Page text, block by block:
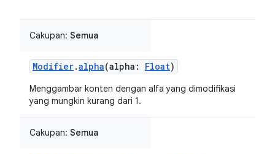
Cakupan: Semua
Modifier.alpha(alpha: Float)
Menggambar konten dengan alfa yang dimodifikasi
yang mungkin kurang dari 1.
Cakupan: Semua